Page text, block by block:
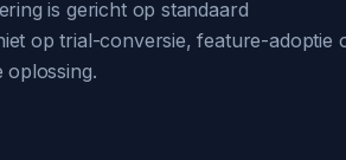
is gericht op standaard
op trial-conversie, feature-adoptie
oplossing.